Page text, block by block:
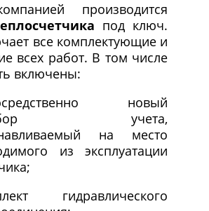
производится
под ключ.
все комплектующие и
всех работ. В том числе
включены:
новый
учета,
на место
из эксплуатации
гидравлического